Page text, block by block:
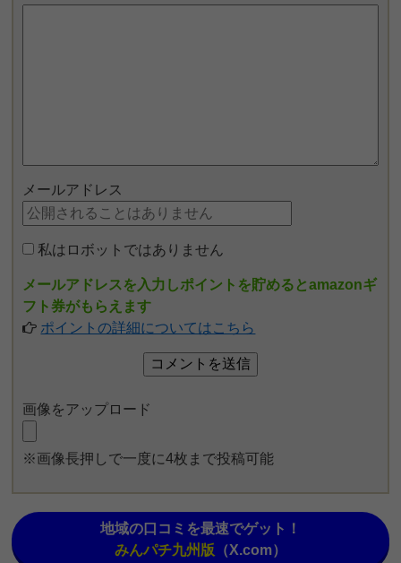
メールアドレス
私はロボットではありません
メールアドレスを入力しポイントを貯めるとamazonギ
フト券がもらえます
ポイントの詳細についてはこちら
画像をアップロード
※画像長押しで一度に4枚まで投稿可能
地域の口コミを最速でゲット！
みんパチ九州版 （X.com）